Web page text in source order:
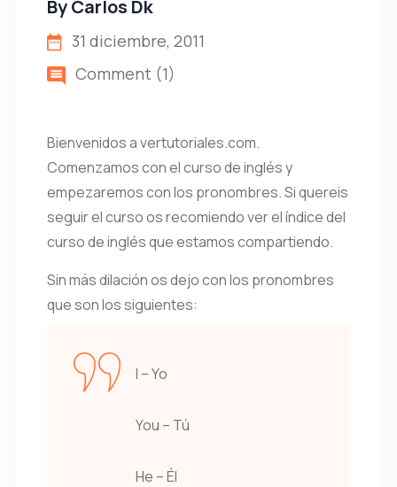
ByCarlos Dk
31 diciembre, 2011
Comment (1)
Bienvenidos a vertutoriales.com.
Comenzamos con el curso de inglés y
empezaremos con los pronombres. Si quereis
seguir el curso os recomiendo ver el índice del
curso de inglés que estamos compartiendo.
Sin más dilación os dejo con los pronombres
que son los siguientes:
I – Yo
You – Tú
He – Él